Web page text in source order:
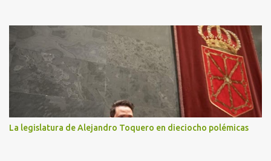
La legislatura de Alejandro Toquero en dieciocho polémicas